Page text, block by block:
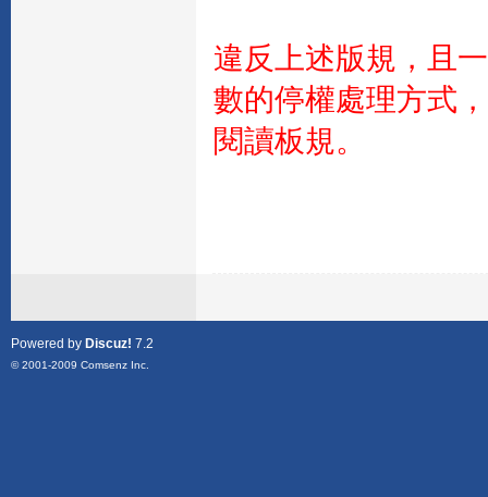
違反上述版規，且
數的停權處理方式
閱讀板規。
Powered by Discuz! 7.2
© 2001-2009 Comsenz Inc.